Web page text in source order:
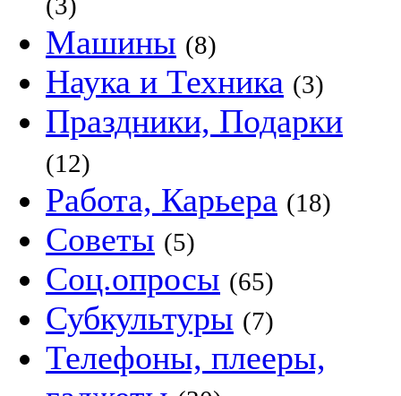
Машины (8)
Наука и Техника (3)
Праздники, Подарки
(12)
Работа, Карьера (18)
Советы (5)
Соц.опросы (65)
Субкультуры (7)
Телефоны, плееры,